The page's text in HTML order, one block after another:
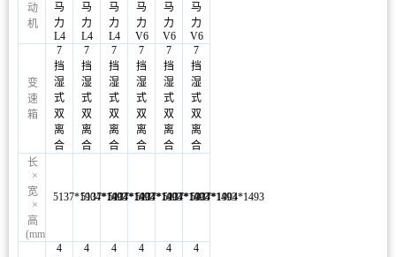
熊团友 184****4463
石团友 186****2046
孔团友 187****5178
昌团友
朱团友
动
机
马
力
L4
马
力
L4
马
力
L4
马
力
V6
马
力
V6
马
力
V6
变
速
箱
7
挡
湿
式
双
离
合
7
挡
湿
式
双
离
合
7
挡
湿
式
双
离
合
7
挡
湿
式
双
离
合
7
挡
湿
式
双
离
合
7
挡
湿
式
双
离
合
长
×
宽
×
高
(mm)
5137*1904*1493
5137*1904*1493
5137*1904*1493
5137*1904*1493
5137*1904*1493
5337*1904*1493
4
4
4
4
4
4